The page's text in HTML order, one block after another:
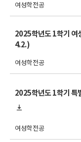
여성학전공
2025학년도 1학기 여
4.2.)
여성학전공
2025학년도 1학기 특
여성학전공